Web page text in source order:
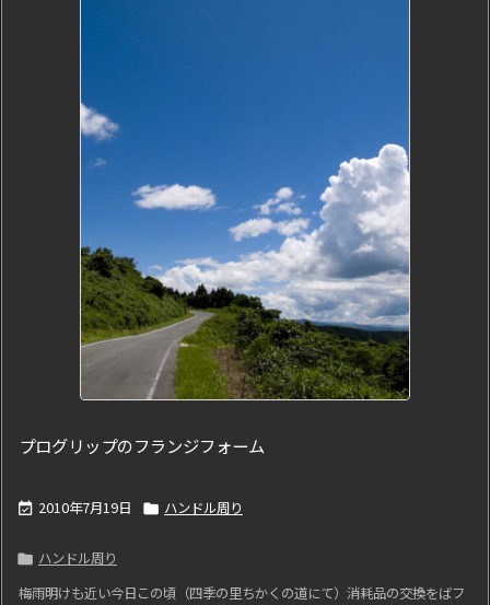
プログリップのフランジフォーム
 2010年7月19日  ハンドル周り
 ハンドル周り
梅雨明けも近い今日この頃（四季の里ちかくの道にて）消耗品の交換をばフ